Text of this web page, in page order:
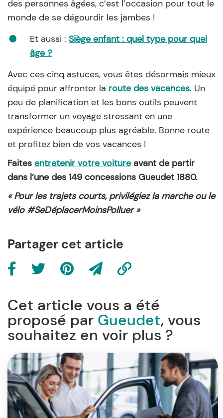
des personnes âgées, c’est l’occasion pour tout le
monde de se dégourdir les jambes !
Et aussi : Siège enfant : quel type pour quel
âge ?
Avec ces cinq astuces, vous êtes désormais mieux
équipé pour affronter la route des vacances. Un
peu de planification et les bons outils peuvent
transformer un voyage stressant en une
expérience beaucoup plus agréable. Bonne route
et profitez bien de vos vacances !
Faites entretenir votre voitureavant de partir
dans l’une des 149 concessions Gueudet 1880.
« Pour les trajets courts, privilégiez la marche ou le
vélo #SeDéplacerMoinsPolluer »
Partager cet article
Cet article vous a été
proposé par Gueudet, vous
souhaitez en voir plus ?